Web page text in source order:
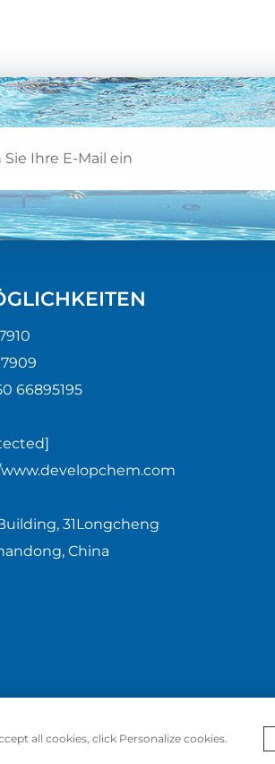
fördern das mikrobielle
die Fähigkeit des
und Nährstoffe zu
für die langfristige
Produktivität
ist.
66895195
31Longcheng
China
all cookies, click Personalize cookies.